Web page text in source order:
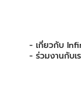
- เกี่ยวกับ
- ร่วมงานกับเ